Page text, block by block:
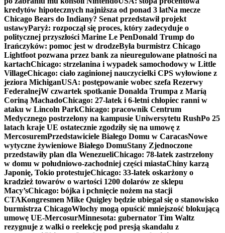
kredytów hipotecznych najniższa od ponad 3 latNa mecze
Chicago Bears do Indiany? Senat przedstawił projekt
ustawyParyż: rozpoczął się proces, który zadecyduje o
politycznej przyszłości Marine Le PenDonald Trump do
Irańczyków: pomoc jest w drodzeByła burmistrz Chicago
Lightfoot pozwana przez bank za nieuregulowane płatności na
kartachChicago: strzelanina i wypadek samochodowy w Little
VillageChicago: ciało zaginionej nauczycielki CPS wyłowione z
jeziora MichiganUSA: postępowanie wobec szefa Rezerwy
FederalnejW czwartek spotkanie Donalda Trumpa z Maríą
Coriną MachadoChicago: 27-latek i 6-letni chłopiec ranni w
ataku w Lincoln ParkChicago: pracownik Centrum
Medycznego postrzelony na kampusie Uniwersytetu RushPo 25
latach kraje UE ostatecznie zgodziły się na umowę z
MercosuremPrzedstawiciele Białego Domu w CaracasNowe
wytyczne żywieniowe Białego DomuStany Zjednoczone
przedstawiły plan dla WenezueliChicago: 78-latek zastrzelony
w domu w południowo-zachodniej części miastaChiny karzą
Japonię, Tokio protestujeChicago: 33-latek oskarżony o
kradzież towarów o wartości 1200 dolarów ze sklepu
Macy’sChicago: bójka i pchnięcie nożem na stacji
CTAKongresmen Mike Quigley będzie ubiegał się o stanowisko
burmistrza ChicagoWłochy mogą opuścić mniejszość blokującą
umowę UE-MercosurMinnesota: gubernator Tim Waltz
rezygnuje z walki o reelekcję pod presją skandalu z